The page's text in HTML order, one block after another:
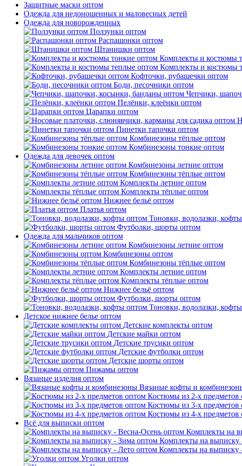
Защитные маски оптом
Одежда для недоношенных и маловесных детей
Одежда для новорожденных
Ползунки оптом
Распашонки оптом
Штанишки оптом
Комплекты и костюмы
Комплекты и костюмы
Кофточки, рубашечки оптом
Боди, песочники оптом
Чепчики,
Пелёнки, клеёнки оптом
Царапки оптом
Пинетки тапочки оптом
Комбинезоны тёплые оптом
Комбинезоны тонкие оптом
Одежда для девочек оптом
Комбинезоны летние оптом
Комбинезоны тёплые оптом
Комплекты летние оптом
Комплекты тёплые оптом
Нижнее бельё оптом
Платья оптом
Тоновки, водолазки,
Футболки, шорты оптом
Одежда для мальчиков оптом
Комбинезоны летние оптом
Комбинезоны оптом
Комбинезоны тёплые оптом
Комплекты летние оптом
Комплекты тёплые оптом
Нижнее бельё оптом
Футболки, шорты оптом
Тоновки, водолазки,
Детское нижнее белье оптом
Детские комплекты оптом
Детские майки оптом
Детские трусики оптом
Детские футболки оптом
Детские шорты оптом
Пижамы оптом
Вязаные изделия оптом
Вязаные кофты и
Костюмы из 2-х предметов
Костюмы из 3-х предметов
Костюмы из 4-х предметов
Всё для выписки оптом
Комплекты на
Комплекты на выписку
Комплекты на выписку
Уголки оптом